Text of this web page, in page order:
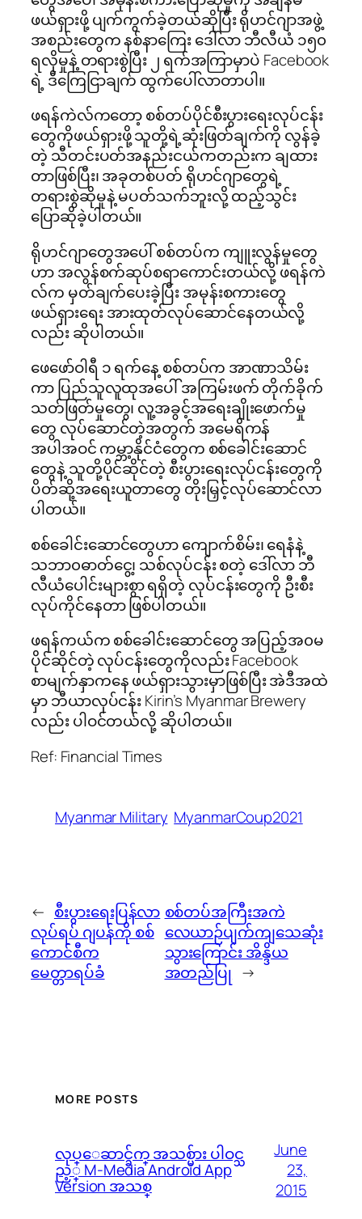
ဖယ်ရှားဖို့ ပျက်ကွက်ခဲ့တယ်ဆိုပြီး ရိုဟင်ဂျာအဖွဲ့
အစည်းတွေက နစ်နာကြေး ဒေါ်လာ ဘီလီယံ ၁၅၀
ရလိုမှုနဲ့ တရားစွဲပြီး ၂ ရက်အကြာမှာပဲ Facebook
ရဲ့ ဒီကြေ​ငြာချက် ထွက်ပေါ်လာတာပါ။
ဖရန်ကဲလ်ကတော့ စစ်တပ်ပိုင်စီးပွားရေးလုပ်ငန်း
တွေကိုဖယ်ရှားဖို့ သူတို့ရဲ့ဆုံးဖြတ်ချက်ကို လွန်ခဲ့
တဲ့ သီတင်းပတ်အနည်းငယ်ကတည်းက ချထား
တာဖြစ်ပြီး၊ အခုတစ်ပတ် ရိုဟင်ဂျာတွေရဲ့
တရားစွဲဆိုမှုနဲ့ မပတ်သက်ဘူးလို့ ထည့်သွင်း
ပြောဆိုခဲ့ပါတယ်။
ရိုဟင်ဂျာတွေအပေါ် စစ်တပ်က ကျူးလွန်မှုတွေ
ဟာ အလွန်စက်ဆုပ်စရာကောင်းတယ်လို့ ဖရန်ကဲ
လ်က မှတ်ချက်ပေးခဲ့ပြီး အမုန်းစကားတွေ
ဖယ်ရှားရေး အားထုတ်လုပ်ဆောင်နေတယ်လို့
လည်း ဆိုပါတယ်။
ဖေဖော်ဝါရီ ၁ ရက်နေ့ စစ်တပ်က အာဏာသိမ်း
ကာ ပြည်သူလူထုအပေါ် အကြမ်းဖက် တိုက်ခိုက်
သတ်ဖြတ်မှုတွေ၊ လူ့အခွင့်အရေးချိုးဖောက်မှု
တွေ လုပ်ဆောင်တဲ့အတွက် အမေရိကန်
အပါအဝင် ကမ္ဘာ့နိုင်ငံတွေက စစ်ခေါင်းဆောင်
တွေနဲ့ သူတို့ပိုင်ဆိုင်တဲ့ စီးပွားရေးလုပ်ငန်းတွေကို
ပိတ်ဆို့အရေးယူတာတွေ တိုးမြှင့်လုပ်ဆောင်လာ
ပါတယ်။
စစ်ခေါင်းဆောင်တွေဟာ ကျောက်စိမ်း၊ ရေနံနဲ့
သဘာ၀ဓာတ်ငွေ့၊ သစ်လုပ်ငန်း စတဲ့ ဒေါ်လာ ဘီ
လီယံပေါင်းများစွာ ရရှိတဲ့ လုပ်ငန်းတွေကို ဦးစီး
လုပ်ကိုင်နေတာ ဖြစ်ပါတယ်။
ဖရန်ကယ်က စစ်ခေါင်းဆောင်တွေ အပြည့်အ၀မ
ပိုင်ဆိုင်တဲ့ လုပ်ငန်းတွေကိုလည်း Facebook
စာမျက်နှာကနေ ဖယ်ရှားသွားမှာဖြစ်ပြီး အဲဒီအထဲ
မှာ ဘီယာလုပ်ငန်း Kirin’s Myanmar Brewery
လည်း ပါဝင်တယ်လို့ ဆိုပါတယ်။
Ref: Financial Times
Myanmar Military MyanmarCoup2021
← စီးပွားရေးပြန်လာ
လုပ်ရပ် ဂျပန်ကို စစ်
ကောင်စီက
မေတ္တာရပ်ခံ
စစ်တပ်အကြီးအကဲ
လေယာဉ်ပျက်ကျသေဆုံး
သွားကြောင်း အိန္ဒိယ
အတည်ပြု →
MORE POSTS
လုပ္ေဆာင္ခ်က္ အသစ္မ်ား ပါဝင္သ
ည့္ M-Media Android App
Version အသစ္
June
23,
2015